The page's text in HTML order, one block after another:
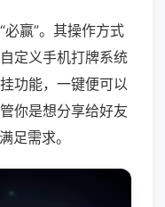
赢”。其操作方式
定义手机打牌系统
功能，一键便可以
你是想分享给好友
足需求。